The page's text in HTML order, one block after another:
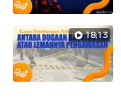
18:13